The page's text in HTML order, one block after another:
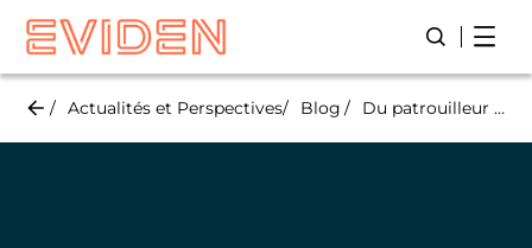
Skip
main
Lancer/
Actualités et Perspectives Blog Du patrouilleur à la corvette : l’enjeu de la numérisation des unités navales légères